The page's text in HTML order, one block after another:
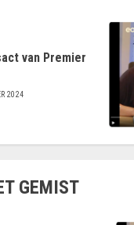
van Premier
2024
GEMIST